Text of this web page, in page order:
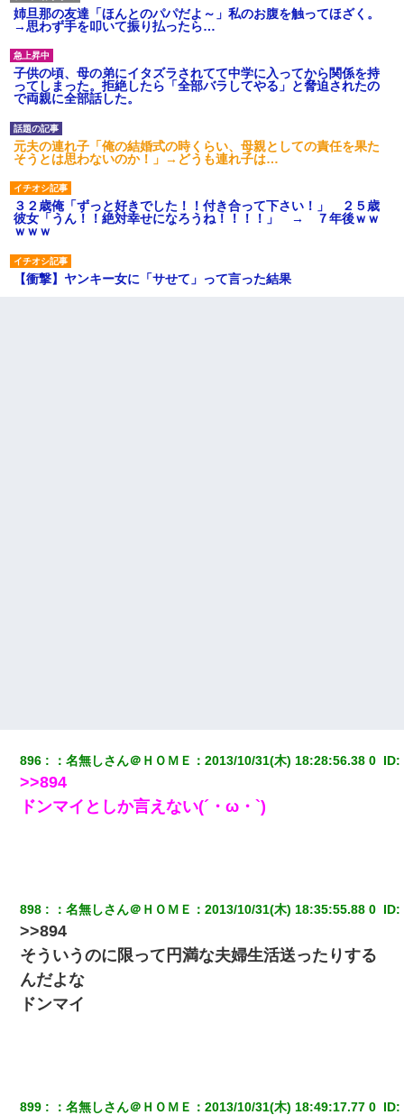
姉旦那の友達「ほんとのパパだよ～」私のお腹を触ってほざく。
→思わず手を叩いて振り払ったら…
子供の頃、母の弟にイタズラされてて中学に入ってから関係を持
ってしまった。拒絶したら「全部バラしてやる」と脅迫されたの
で両親に全部話した。
元夫の連れ子「俺の結婚式の時くらい、母親としての責任を果た
そうとは思わないのか！」→どうも連れ子は…
３２歳俺「ずっと好きでした！！付き合って下さい！」 ２５歳
彼女「うん！！絶対幸せになろうね！！！！」 → ７年後ｗｗ
ｗｗｗ
【衝撃】ヤンキー女に「サせて」って言った結果
17年飼っていた犬が亡くなった。鼻水垂らし嗚咽する私に、猫が
近づいて頭突きをしてきて…
【悲報】姉と入浴中に大きくなってしまった結果ｗｗｗｗｗｗｗ
ｗ
デパートの外商『私さんだと名乗る女が、ツケで宝石を買おうと
していて…』私「！？」→ 翌日。ママ友たちの様子が微妙におか
しくなり・・・
896 ：名無しさん＠ＨＯＭＥ ：2013/10/31(木) 18:28:56.38 0 ID:
>>894
ドンマイとしか言えない(´・ω・`)
898 ：名無しさん＠ＨＯＭＥ ：2013/10/31(木) 18:35:55.88 0 ID:
>>894
そういうのに限って円満な夫婦生活送ったりする
んだよな
ドンマイ
899 ：名無しさん＠ＨＯＭＥ ：2013/10/31(木) 18:49:17.77 0 ID: